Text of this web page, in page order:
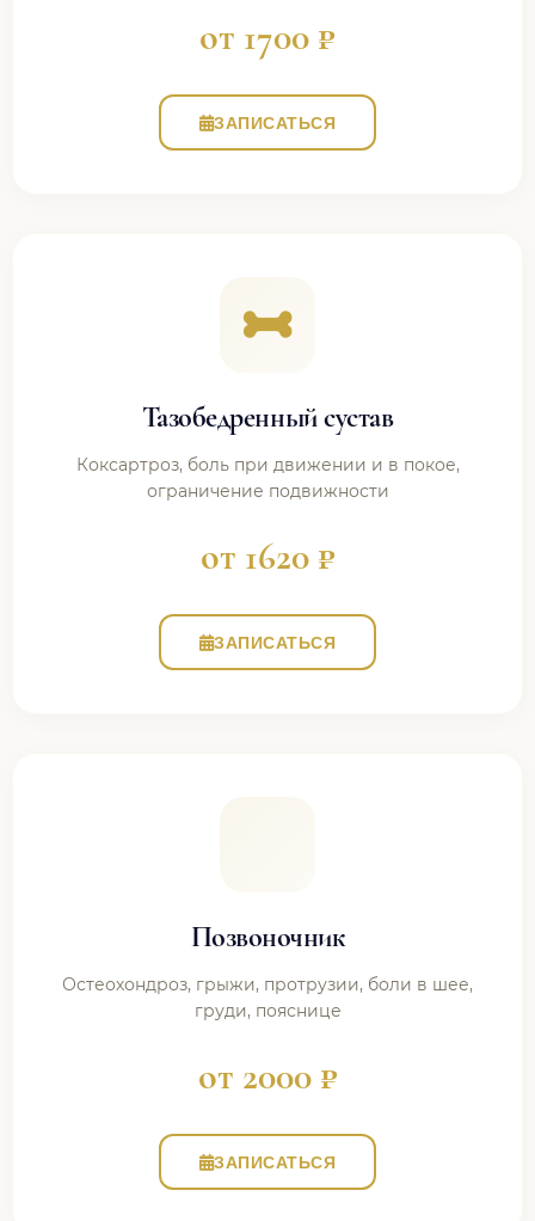
от 1700 ₽
ЗАПИСАТЬСЯ
Тазобедренный сустав
Коксартроз, боль при движении и в покое,
ограничение подвижности
от 1620 ₽
ЗАПИСАТЬСЯ
Позвоночник
Остеохондроз, грыжи, протрузии, боли в шее,
груди, пояснице
от 2000 ₽
ЗАПИСАТЬСЯ